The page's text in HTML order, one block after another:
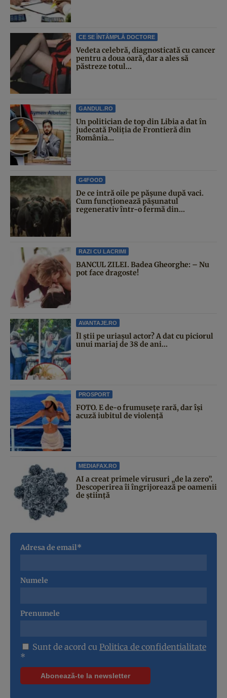
CE SE ÎNTÂMPLĂ DOCTORE
Vedeta celebră, diagnosticată cu cancer
pentru a doua oară, dar a ales să
păstreze totul...
GANDUL.RO
Un politician de top din Libia a dat în
judecată Poliția de Frontieră din
România...
G4FOOD
De ce intră oile pe pășune după vaci.
Cum funcționează pășunatul
regenerativ într-o fermă din...
RAZI CU LACRIMI
BANCUL ZILEI. Badea Gheorghe: – Nu
pot face dragoste!
AVANTAJE.RO
Îl știi pe uriașul actor? A dat cu piciorul
unui mariaj de 38 de ani...
PROSPORT
FOTO. E de-o frumusețe rară, dar își
acuză iubitul de violență
MEDIAFAX.RO
AI a creat primele virusuri „de la zero”.
Descoperirea îi îngrijorează pe oamenii
de știință
Adresa de email*
Numele
Prenumele
Sunt de acord cu Politica de confidentialitate
*